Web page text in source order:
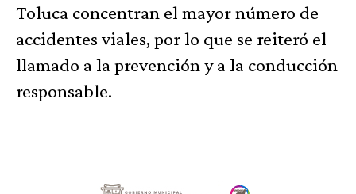
Toluca concentran el mayor número de
accidentes viales, por lo que se reiteró el
llamado a la prevención y a la conducción
responsable.